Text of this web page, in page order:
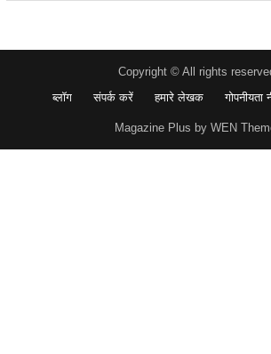
Copyright © All rights
ब्लॉग
संपर्क करें हमारे लेखक गोपनीयता
Magazine Plus by WEN